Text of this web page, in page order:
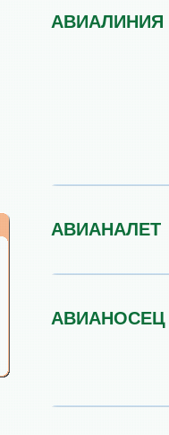
АВИАЛИНИЯ
АВИАНАЛЕТ
АВИАНОСЕЦ